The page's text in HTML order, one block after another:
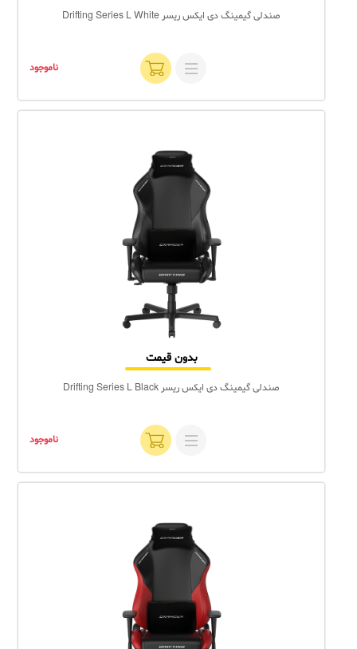
صندلی گیمینگ دی ایکس ریسر Drifting Series L White
ناموجود
بدون قیمت
صندلی گیمینگ دی ایکس ریسر Drifting Series L Black
ناموجود